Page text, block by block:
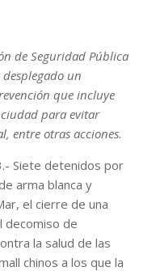
de Seguridad Pública
un
que incluye
ciudad para evitar
entre otras acciones.
Siete detenidos por
arma blanca y
el cierre de una
decomiso de
la salud de las
chinos a los que la